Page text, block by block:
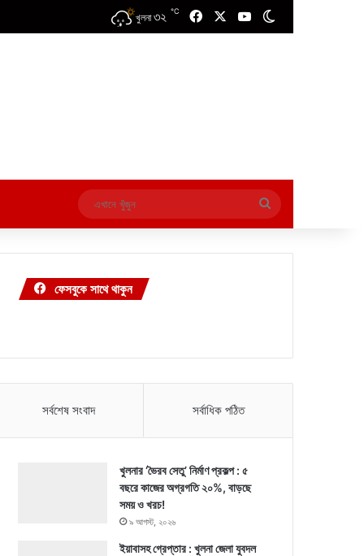
খুলনা ৩২ ℃ FacebookYouTube
এখানে
খুঁজুন
ফেসবুকে সাথে থাকুন
সর্বশেষ সংবাদ সর্বাধিক পঠিত
খুলনার ‘ভৈরব সেতু’ নির্মাণ প্রকল্প : ৫
বছরে কাজের অগ্রগতি ২০%, বাড়ছে
সময় ও খরচ!
৯ আগস্ট, ২০২৬
ইয়াবাসহ গ্রেপ্তার : খুলনা জেলা যুবদল